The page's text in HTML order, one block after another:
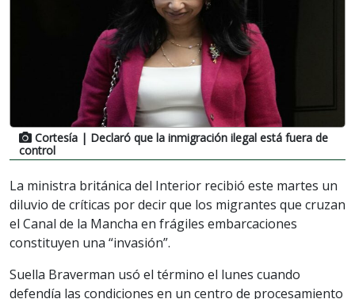
Cortesía | Declaró que la inmigración ilegal está fuera de
control
La ministra británica del Interior recibió este martes un
diluvio de críticas por decir que los migrantes que cruzan
el Canal de la Mancha en frágiles embarcaciones
constituyen una “invasión”.
Suella Braverman usó el término el lunes cuando
defendía las condiciones en un centro de procesamiento